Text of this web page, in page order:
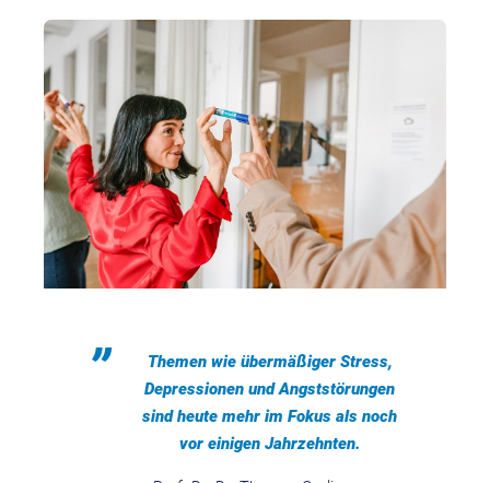
Themen wie übermäßiger Stress,
Depressionen und Angststörungen
sind heute mehr im Fokus als noch
vor einigen Jahrzehnten.